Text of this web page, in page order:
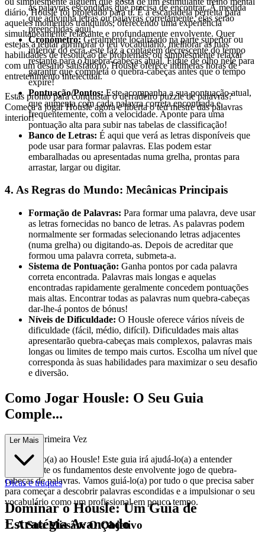
diário, Housle foi projetado para ti. É a escapadela perfeita para
aqueles momentos tranquilos, oferecendo uma experiência
simultaneamente relaxante e profundamente envolvente. Quer
estejas a tentar aprimorar o teu vocabulário, melhorar as tuas
habilidades de resolução de problemas, ou simplesmente relaxar
com um desafio satisfatório, Housle oferece inúmeras horas de
entretenimento intelectual.
Estás pronto para conquistar o derradeiro puzzle de palavras?
Começa a jogar Housle agora e liberta o teu mestre das palavras
interior!
as palavras escondidas que precisa de encontrar. À medida
que adivinha letras ou palavras corretamente, elas serão
preenchidas aqui.
Cronómetro:Geralmente localizado na parte superior ou
inferior do ecrã, este faz a contagem decrescente do tempo
restante para o quebra-cabeças atual. Fique de olho nele para
garantir que completa o quebra-cabeças antes que o tempo
expire!
Pontuação/Pontos:Este acompanha a sua pontuação atual,
que aumenta com cada palavra correta encontrada e,
frequentemente, com a velocidade. Aponte para uma
pontuação alta para subir nas tabelas de classificação!
Banco de Letras: É aqui que verá as letras disponíveis que
pode usar para formar palavras. Elas podem estar
embaralhadas ou apresentadas numa grelha, prontas para
arrastar, largar ou digitar.
4. As Regras do Mundo: Mecânicas Principais
Formação de Palavras: Para formar uma palavra, deve usar
as letras fornecidas no banco de letras. As palavras podem
normalmente ser formadas selecionando letras adjacentes
(numa grelha) ou digitando-as. Depois de acreditar que
formou uma palavra correta, submeta-a.
Sistema de Pontuação: Ganha pontos por cada palavra
correta encontrada. Palavras mais longas e aquelas
encontradas rapidamente geralmente concedem pontuações
mais altas. Encontrar todas as palavras num quebra-cabeças
dar-lhe-á pontos de bónus!
Níveis de Dificuldade: O Housle oferece vários níveis de
dificuldade (fácil, médio, difícil). Dificuldades mais altas
apresentarão quebra-cabeças mais complexos, palavras mais
longas ou limites de tempo mais curtos. Escolha um nível que
corresponda às suas habilidades para maximizar o seu desafio
e diversão.
Como Jogar Housle: O Seu Guia
Comple...
to para a Primeira Vez
Bem-vindo(a) ao Housle! Este guia irá ajudá-lo(a) a entender
rapidamente os fundamentos deste envolvente jogo de quebra-
cabeças de palavras. Vamos guiá-lo(a) por tudo o que precisa saber
para começar a descobrir palavras escondidas e a impulsionar o seu
vocabulário como um profissional em pouco tempo.
1. A Sua Missão: O Objetivo
Ler Mais
Dicas e truques
Dominar o Housle: Um Guia de
Estratégia Avançado